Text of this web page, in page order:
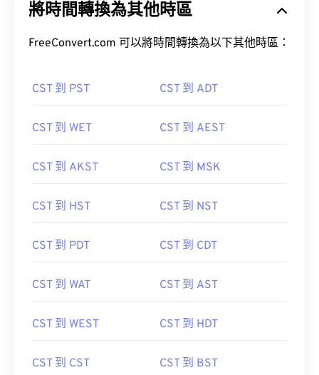
將時間轉換為其他時區
FreeConvert.com 可以將時間轉換為以下其他時區：
CST 到 PST CST 到 ADT
CST 到 WET CST 到 AEST
CST 到 AKST CST 到 MSK
CST 到 HST CST 到 NST
CST 到 PDT CST 到 CDT
CST 到 WAT CST 到 AST
CST 到 WEST CST 到 HDT
CST 到 CST CST 到 BST